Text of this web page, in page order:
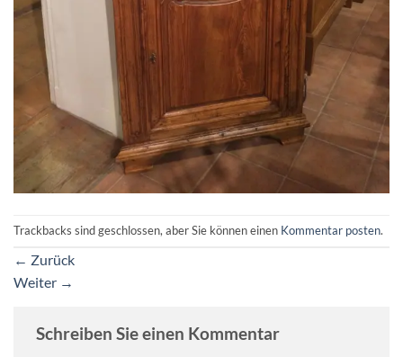
Trackbacks sind geschlossen, aber Sie können einen Kommentar posten.
← Zurück
Weiter →
Schreiben Sie einen Kommentar